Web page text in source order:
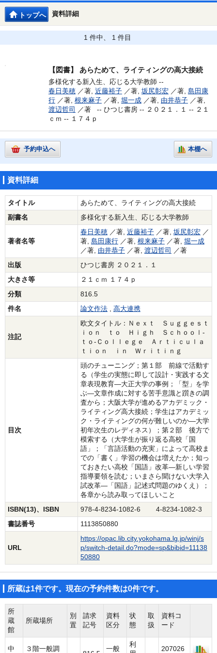
資料詳細
トップへ
1 件中、 1 件目
【図書】 あらためて、ライティングの高大接続
多様化する新入生、応じる大学教師 --
春日美穂 ／著, 近藤裕子 ／著, 坂尻彰宏 ／著, 島田康
行 ／著, 根来麻子 ／著, 堀一成 ／著, 由井恭子 ／著,
渡辺哲司
／著 -- ひつじ書房 -- ２０２１．１ -- ２１
ｃｍ -- １７４ｐ
予約申込へ 本棚へ
資料詳細
タイトル
あらためて、ライティングの高大接続
副書名
多様化する新入生、応じる大学教師
著者名等
春日美穂 ／著, 近藤裕子 ／著, 坂尻彰宏 ／
著, 島田康行 ／著, 根来麻子 ／著, 堀一成
／著, 由井恭子 ／著, 渡辺哲司
／著
出版
ひつじ書房 ２０２１．１
大きさ等
２１ｃｍ １７４ｐ
分類
816.5
件名
論文作法 , 高大連携
注記
欧文タイトル：Ｎｅｘｔ Ｓｕｇｇｅｓｔ
ｉｏｎ ｔｏ Ｈｉｇｈ Ｓｃｈｏｏｌ‐
ｔｏ‐Ｃｏｌｌｅｇｅ Ａｒｔｉｃｕｌａ
ｔｉｏｎ ｉｎ Ｗｒｉｔｉｎｇ
目次
頭のチューニング；第１部 前線で活動す
る（学生の実態に即して設計・実践する文
章表現教育―大正大学の事例；「型」を学
ぶ―文章作成に対する苦手意識と躓きの調
査から；大阪大学が進めるアカデミック・
ライティング高大接続；学生はアカデミッ
ク・ライティングの何が難しいのか―大学
初年次生のレディネス）；第２部 後方で
模索する（大学生が振り返る高校「国
語」；「言語活動の充実」によって高校ま
での「書く」学習の機会は増えたか；知っ
ておきたい高校「国語」改革―新しい学習
指導要領を読む；いまさら聞けない大学入
試改革―「国語」記述式問題のゆくえ）；
各章から読み取ってほしいこと
ISBN(13)、ISBN
978-4-8234-1082-6 4-8234-1082-3
書誌番号
1113850880
URL
https://opac.lib.city.yokohama.lg.jp/winj/s
p/switch-detail.do?mode=sp&bibid=11138
50880
所蔵は1件です。現在の予約件数は0件です。
所
蔵
館
所蔵場所
別
置
請求
記号
資料
区分
状
態
取
扱
資料コ
ード
中 ３階一般調 一般
利
207026